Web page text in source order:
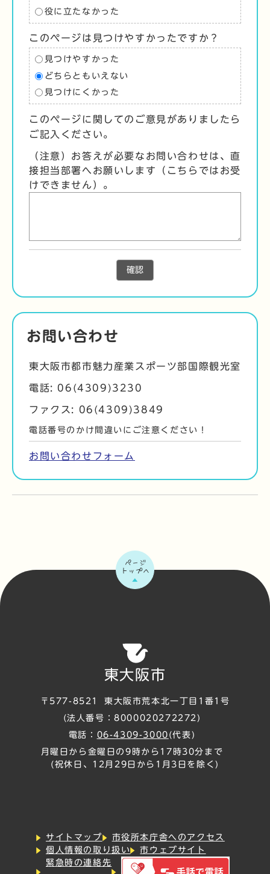
役に立たなかった
このページは見つけやすかったですか？
見つけやすかった
どちらともいえない
見つけにくかった
このページに関してのご意見がありましたら
ご記入ください。
（注意）お答えが必要なお問い合わせは、直
接担当部署へお願いします（こちらではお受
けできません）。
確認
お問い合わせ
東大阪市都市魅力産業スポーツ部国際観光室
電話: 06(4309)3230
ファクス: 06(4309)3849
電話番号のかけ間違いにご注意ください！
お問い合わせフォーム
ページ
トップへ
東大阪市
〒577-8521
東大阪市荒本北一丁目1番1号
(法人番号：8000020272272)
電話： 06-4309-3000 (代表)
月曜日から金曜日の9時から17時30分まで
(祝休日、12月29日から1月3日を除く)
サイトマップ
市役所本庁舎へのアクセス
個人情報の取り扱い
市ウェブサイト
緊急時の連絡先